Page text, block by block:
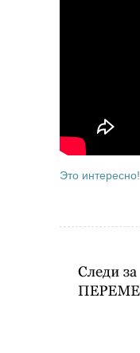
Это интересно!